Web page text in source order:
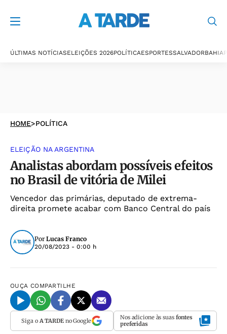
ÚLTIMAS NOTÍCIASELEIÇÕES 2026POLÍTICAESPORTESSALVADORBAHIA
HOME>POLÍTICA
ELEIÇÃO NA ARGENTINA
Analistas abordam possíveis efeitos
no Brasil de vitória de Milei
Vencedor das primárias, deputado de extrema-
direita promete acabar com Banco Central do país
Por Lucas Franco
20/08/2023 - 0:00 h
OUÇA COMPARTILHE
Siga o A TARDEno Google Nos adicione às suas fontes
preferidas